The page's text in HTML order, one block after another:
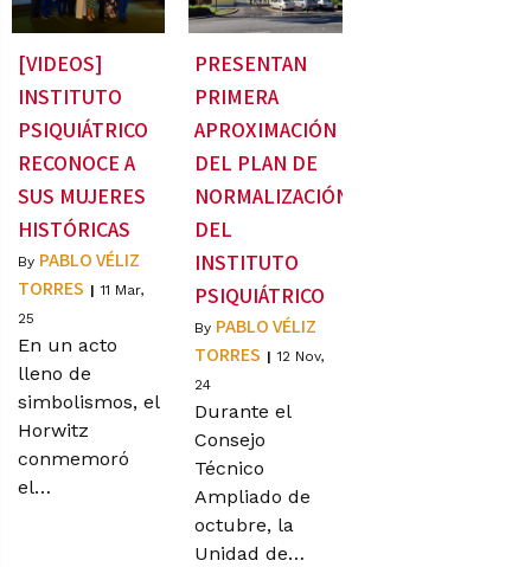
[VIDEOS]
INSTITUTO
PSIQUIÁTRICO
RECONOCE A
SUS MUJERES
HISTÓRICAS
By PABLO VÉLIZ
TORRES | 11 Mar,
25
En un acto
lleno de
simbolismos, el
Horwitz
conmemoró
el…
PRESENTAN
PRIMERA
APROXIMACIÓN
DEL PLAN DE
NORMALIZACIÓN
DEL
INSTITUTO
PSIQUIÁTRICO
By PABLO VÉLIZ
TORRES | 12 Nov,
24
Durante el
Consejo
Técnico
Ampliado de
octubre, la
Unidad de…